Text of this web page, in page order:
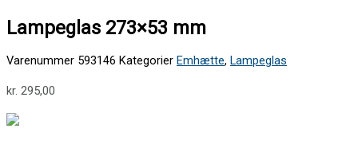
Lampeglas 273×53 mm
Varenummer 593146 Kategorier Emhætte, Lampeglas
kr. 295,00